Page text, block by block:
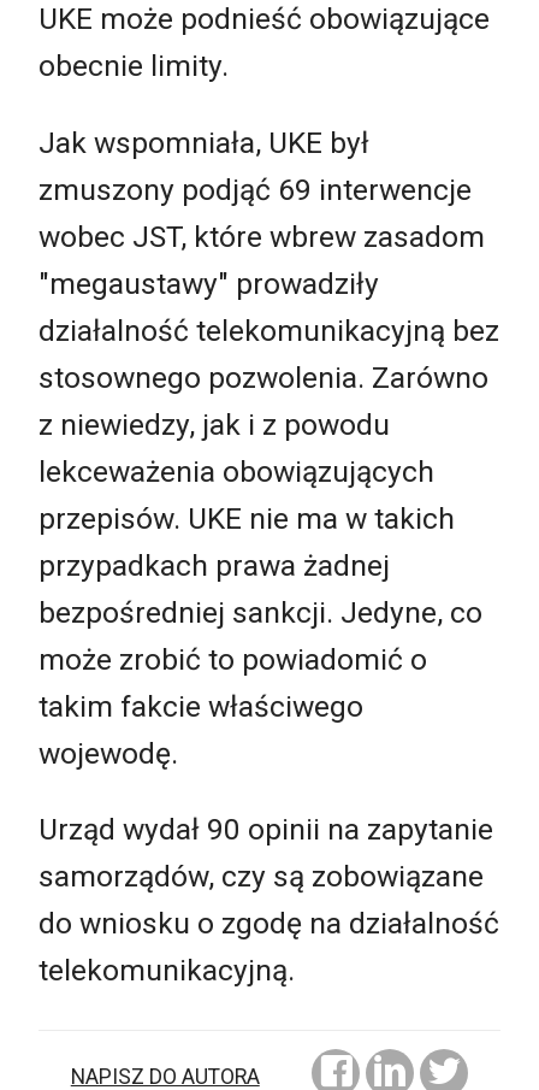
UKE może podnieść obowiązujące
obecnie limity.
Jak wspomniała, UKE był
zmuszony podjąć 69 interwencje
wobec JST, które wbrew zasadom
"megaustawy" prowadziły
działalność telekomunikacyjną bez
stosownego pozwolenia. Zarówno
z niewiedzy, jak i z powodu
lekceważenia obowiązujących
przepisów. UKE nie ma w takich
przypadkach prawa żadnej
bezpośredniej sankcji. Jedyne, co
może zrobić to powiadomić o
takim fakcie właściwego
wojewodę.
Urząd wydał 90 opinii na zapytanie
samorządów, czy są zobowiązane
do wniosku o zgodę na działalność
telekomunikacyjną.
NAPISZ DO AUTORA